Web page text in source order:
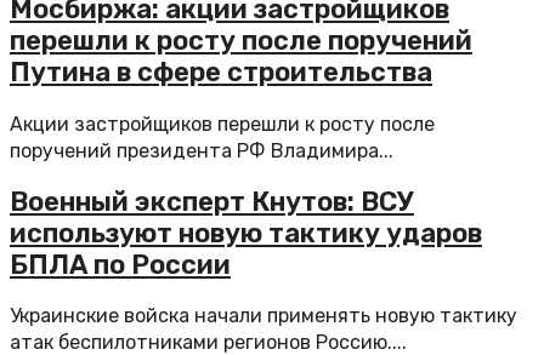
Мосбиржа: акции застройщиков
перешли к росту после поручений
Путина в сфере строительства
Акции застройщиков перешли к росту после
поручений президента РФ Владимира...
Военный эксперт Кнутов: ВСУ
используют новую тактику ударов
БПЛА по России
Украинские войска начали применять новую тактику
атак беспилотниками регионов Россию....